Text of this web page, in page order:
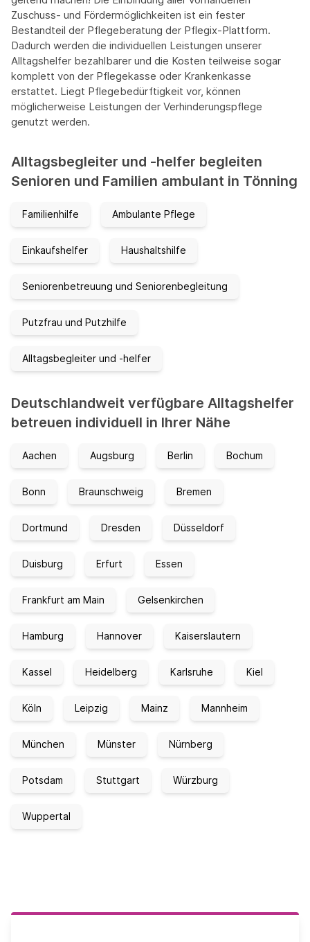
Zuschuss- und Fördermöglichkeiten ist ein fester
Bestandteil der Pflegeberatung der Pflegix-Plattform.
Dadurch werden die individuellen Leistungen unserer
Alltagshelfer bezahlbarer und die Kosten teilweise sogar
komplett von der Pflegekasse oder Krankenkasse
erstattet. Liegt Pflegebedürftigkeit vor, können
möglicherweise Leistungen der Verhinderungspflege
genutzt werden.
Alltagsbegleiter und -helfer begleiten
Senioren und Familien ambulant in Tönning
Familienhilfe Ambulante Pflege
Einkaufshelfer Haushaltshilfe
Seniorenbetreuung und Seniorenbegleitung
Putzfrau und Putzhilfe
Alltagsbegleiter und -helfer
Deutschlandweit verfügbare Alltagshelfer
betreuen individuell in Ihrer Nähe
Aachen Augsburg Berlin Bochum
Bonn Braunschweig Bremen
Dortmund Dresden Düsseldorf
Duisburg Erfurt Essen
Frankfurt am Main Gelsenkirchen
Hamburg Hannover Kaiserslautern
Kassel Heidelberg Karlsruhe Kiel
Köln Leipzig Mainz Mannheim
München Münster Nürnberg
Potsdam Stuttgart Würzburg
Wuppertal